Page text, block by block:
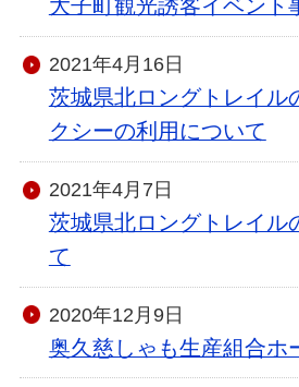
大子町観光誘客イベント
2021年4月16日
茨城県北ロングトレイル
クシーの利用について
2021年4月7日
茨城県北ロングトレイル
て
2020年12月9日
奥久慈しゃも生産組合ホ